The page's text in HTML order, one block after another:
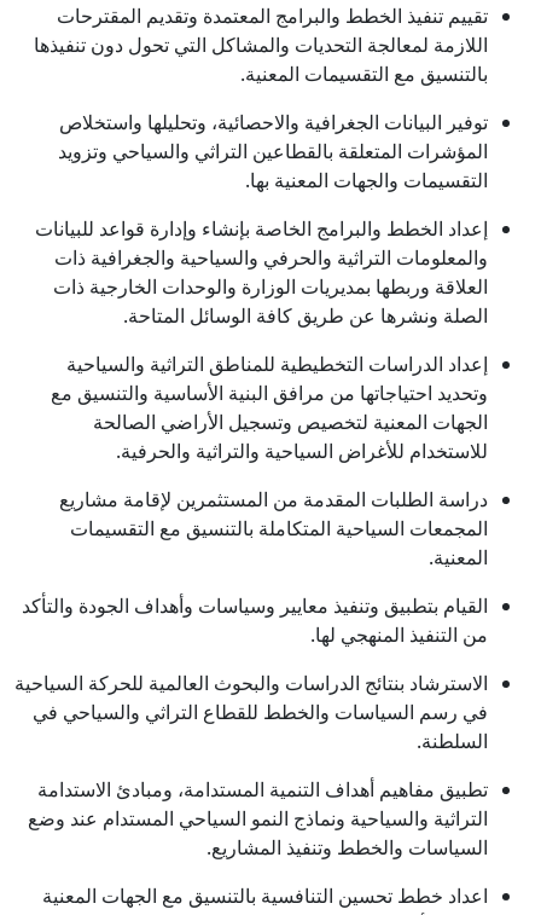
تقييم تنفيذ الخطط والبرامج المعتمدة وتقديم المقترحات
اللازمة لمعالجة التحديات والمشاكل التي تحول دون تنفيذها
بالتنسيق مع التقسيمات المعنية.
توفير البيانات الجغرافية والاحصائية، وتحليلها واستخلاص
المؤشرات المتعلقة بالقطاعين التراثي والسياحي وتزويد
التقسيمات والجهات المعنية بها.
إعداد الخطط والبرامج الخاصة بإنشاء وإدارة قواعد للبيانات
والمعلومات التراثية والحرفي والسياحية والجغرافية ذات
العلاقة وربطها بمديريات الوزارة والوحدات الخارجية ذات
الصلة ونشرها عن طريق كافة الوسائل المتاحة.
إعداد الدراسات التخطيطية للمناطق التراثية والسياحية
وتحديد احتياجاتها من مرافق البنية الأساسية والتنسيق مع
الجهات المعنية لتخصيص وتسجيل الأراضي الصالحة
للاستخدام للأغراض السياحية والتراثية والحرفية.
دراسة الطلبات المقدمة من المستثمرين لإقامة مشاريع
المجمعات السياحية المتكاملة بالتنسيق مع التقسيمات
المعنية.
القيام بتطبيق وتنفيذ معايير وسياسات وأهداف الجودة والتأكد
من التنفيذ المنهجي لها.
الاسترشاد بنتائج الدراسات والبحوث العالمية للحركة السياحية
في رسم السياسات والخطط للقطاع التراثي والسياحي في
السلطنة.
تطبيق مفاهيم أهداف التنمية المستدامة، ومبادئ الاستدامة
التراثية والسياحية ونماذج النمو السياحي المستدام عند وضع
السياسات والخطط وتنفيذ المشاريع.
اعداد خطط تحسين التنافسية بالتنسيق مع الجهات المعنية